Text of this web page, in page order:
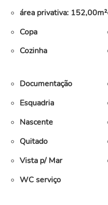
área privativa: 152,00m²
Copa
Cozinha
Documentação
Esquadria
Nascente
Quitado
Vista p/ Mar
WC serviço